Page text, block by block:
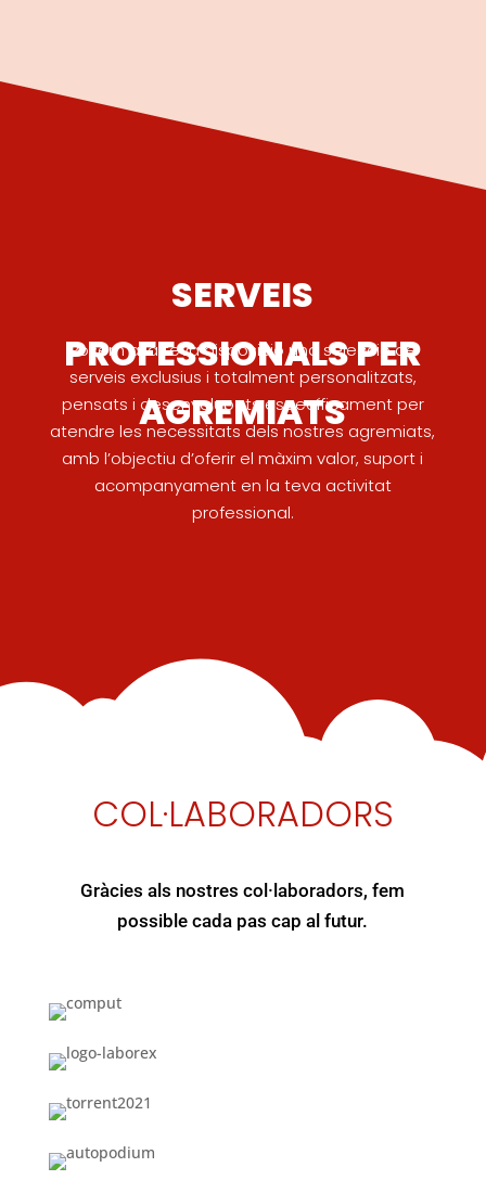
SERVEIS
PROFESSIONALS PER
AGREMIATS
Posem a la teva disposició una selecció de
serveis exclusius i totalment personalitzats,
pensats i desenvolupats específicament per
atendre les necessitats dels nostres agremiats,
amb l’objectiu d’oferir el màxim valor, suport i
acompanyament en la teva activitat
professional.
COL·LABORADORS
Gràcies als nostres col·laboradors, fem
possible cada pas cap al futur.